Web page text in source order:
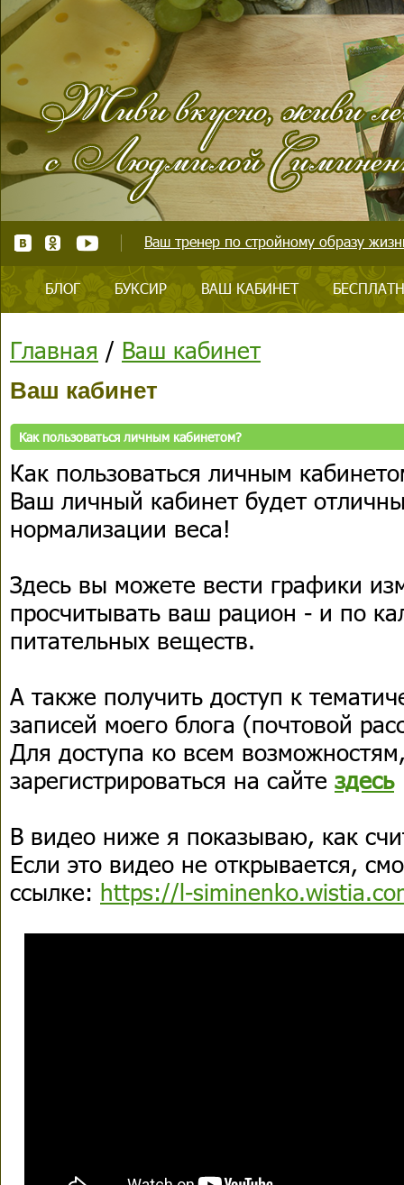
Ваш тренер по стройному образу
БЛОГ БУКСИР ВАШ КАБИНЕТ
Главная / Ваш кабинет
Ваш кабинет
Как пользоваться личным кабинетом?
Как пользоваться личным
Ваш личный кабинет будет
нормализации веса!
Здесь вы можете вести графики
просчитывать ваш рацион - и по
питательных веществ.
А также получить доступ к
записей моего блога (почтовой
Для доступа ко всем
зарегистрироваться на сайте здесь
В видео ниже я показываю, как
Если это видео не открывается,
ссылке: https://l-